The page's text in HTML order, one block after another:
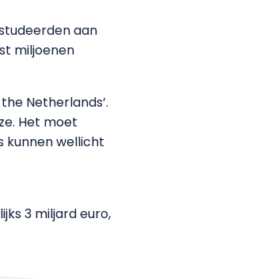
aan
miljoenen
Netherlands’.
Het moet
kunnen wellicht
3 miljard euro,